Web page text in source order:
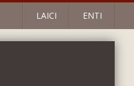
LAICI ENTI